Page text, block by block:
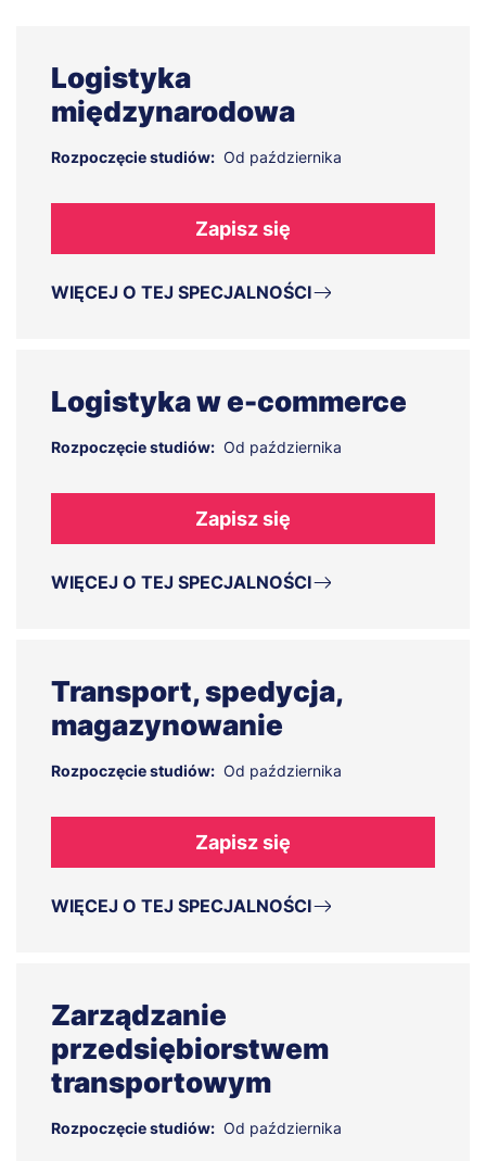
Logistyka
międzynarodowa
Rozpoczęcie studiów: Od października
Zapisz się
WIĘCEJ O TEJ SPECJALNOŚCI
Logistyka w e-commerce
Rozpoczęcie studiów: Od października
Zapisz się
WIĘCEJ O TEJ SPECJALNOŚCI
Transport, spedycja,
magazynowanie
Rozpoczęcie studiów: Od października
Zapisz się
WIĘCEJ O TEJ SPECJALNOŚCI
Zarządzanie
przedsiębiorstwem
transportowym
Rozpoczęcie studiów: Od października